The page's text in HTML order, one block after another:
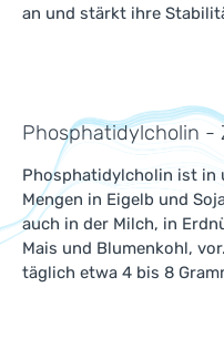
an und stärkt ihre
Phosphatidylcholin -
Phosphatidylcholin ist in
Mengen in Eigelb und
auch in der Milch, in
Mais und Blumenkohl,
täglich etwa 4 bis 8